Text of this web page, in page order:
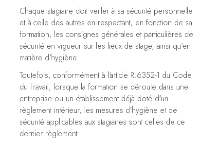
Chaque stagiaire doit veiller à sa sécurité personnelle
et à celle des autres en respectant, en fonction de sa
formation, les consignes générales et particulières de
sécurité en vigueur sur les lieux de stage, ainsi qu'en
matière d'hygiène.
Toutefois, conformément à l'article R.6352-1 du Code
du Travail, lorsque la formation se déroule dans une
entreprise ou un établissement déjà doté d'un
règlement intérieur, les mesures d'hygiène et de
sécurité applicables aux stagiaires sont celles de ce
dernier règlement.